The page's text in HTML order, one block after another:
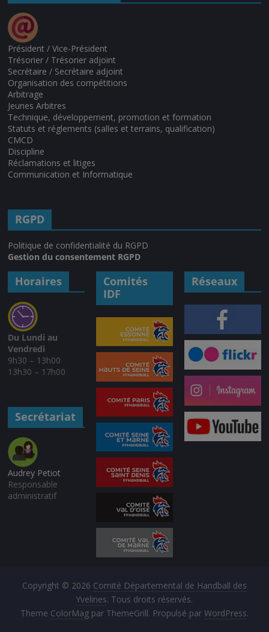
Président / Vice-Président
Trésorier / Trésorier adjoint
Secrétaire / Secrétaire adjoint
Organisation des compétitions
Arbitrage
Jeunes Arbitres
Technique, développement, promotion et formation
Statuts et réglements (salles et terrains, qualification)
CMCD
Discipline
Réclamations et litiges
Communication et Informatique
RGPD
Politique de confidentialité du RGPD
Gestion du consentement RGPD
Horaires
Du Lundi au
Vendredi
9h30 – 13h00
13h30 – 17h00
Secrétariat
Audrey Petiot
Responsable
administratif
Comités
IDF
Réseaux
Copyright © 2026 Comité Départemental de Handball des
Yvelines. Tous droits réservés.
Theme ColorMagpar ThemeGrill. Propulsé par WordPress.